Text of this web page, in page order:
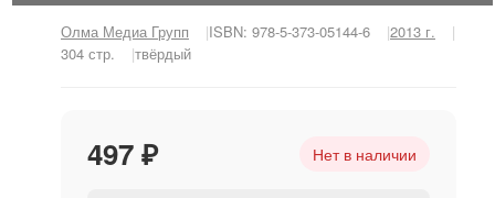
Олма Медиа Групп ISBN: 978-5-373-05144-6
2013 г.
304 стр.
твёрдый
497 ₽ Нет в наличии